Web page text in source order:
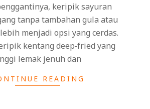
keripik sayuran
tanpa tambahan gula atau
menjadi opsi yang cerdas.
kentang deep‑fried yang
lemak jenuh dan
READING